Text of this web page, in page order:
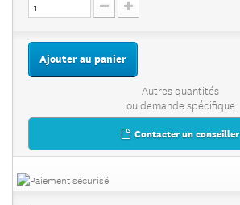
Ajouter au panier
Autres quantités
ou demande spécifique
Contacter un conseiller